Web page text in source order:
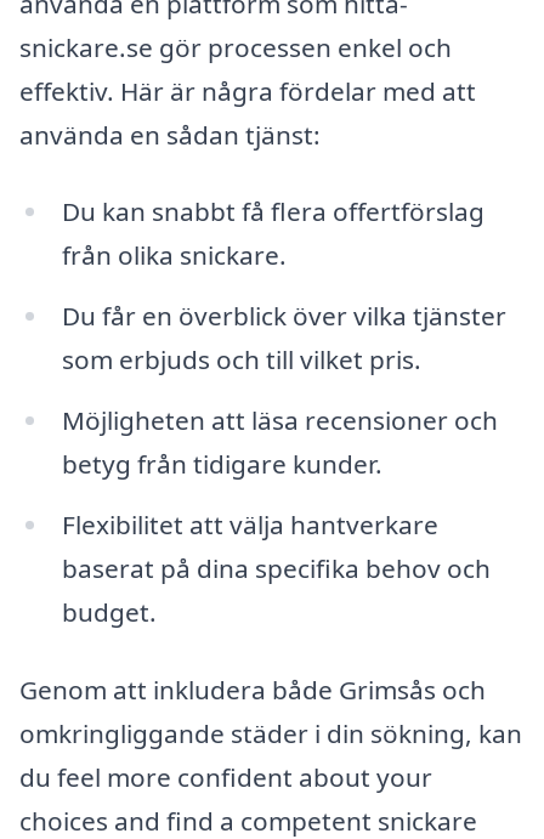
snickare.se gör processen enkel och
effektiv. Här är några fördelar med att
använda en sådan tjänst:
Du kan snabbt få flera offertförslag
från olika snickare.
Du får en överblick över vilka tjänster
som erbjuds och till vilket pris.
Möjligheten att läsa recensioner och
betyg från tidigare kunder.
Flexibilitet att välja hantverkare
baserat på dina specifika behov och
budget.
Genom att inkludera både Grimsås och
omkringliggande städer i din sökning, kan
du feel more confident about your
choices and find a competent snickare